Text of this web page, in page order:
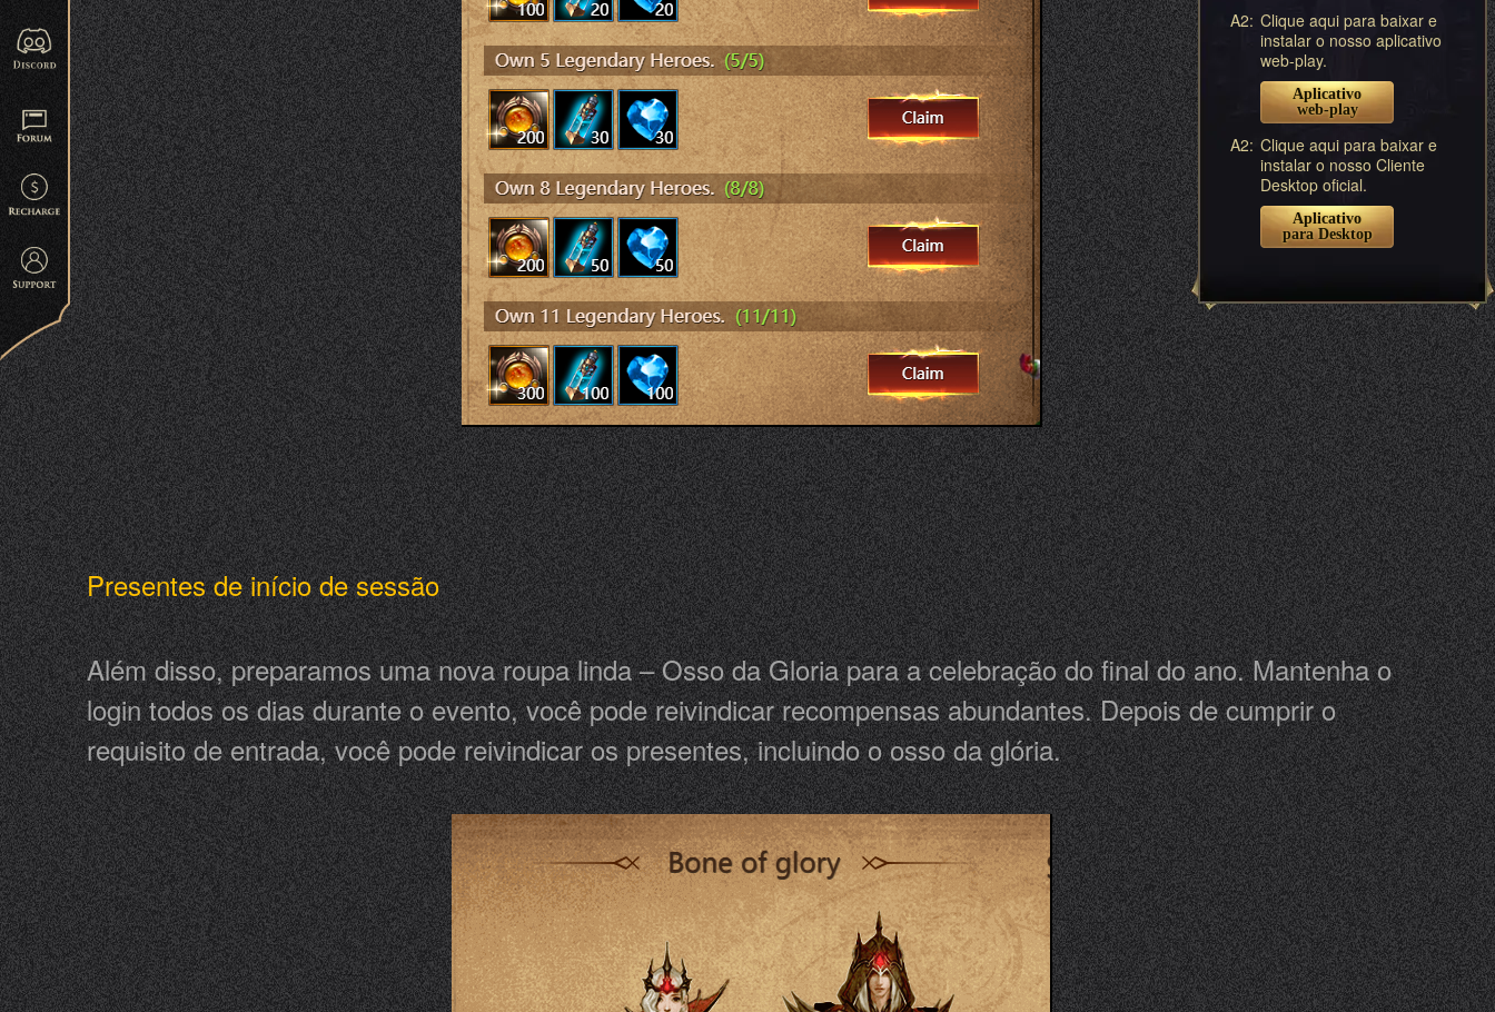
Presentes de início de sessão
Além disso, preparamos uma nova roupa linda – Osso da Gloria para a celebração do final do ano. Mantenha o
login todos os dias durante o evento, você pode reivindicar recompensas abundantes. Depois de cumprir o
requisito de entrada, você pode reivindicar os presentes, incluindo o osso da glória.
A2: Clique aqui para baixar e
instalar o nosso aplicativo
web-play.
Aplicativo
web-play
A2: Clique aqui para baixar e
instalar o nosso Cliente
Desktop oficial.
Aplicativo
para Desktop